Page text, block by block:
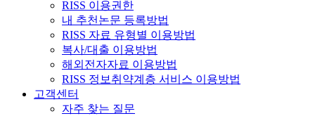
RISS 이용권한
내 추천논문 등록방법
RISS 자료 유형별 이용방법
복사/대출 이용방법
해외전자자료 이용방법
RISS 정보취약계층 서비스 이용방법
고객센터
자주 찾는 질문